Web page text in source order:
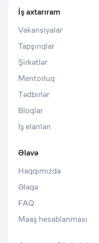
İş axtarıram
Vakansiyalar
Tapşırıqlar
Şirkətlər
Mentorluq
Tədbirlər
Bloqlar
İş elanları
Əlavə
Haqqımızda
Əlaqə
FAQ
Maaş hesablanması